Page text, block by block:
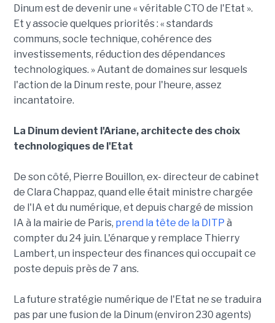
Dinum est de devenir une « véritable CTO de l'Etat ».
Et y associe quelques priorités : « standards
communs, socle technique, cohérence des
investissements, réduction des dépendances
technologiques. » Autant de domaines sur lesquels
l'action de la Dinum reste, pour l'heure, assez
incantatoire.
La Dinum devient l'Ariane, architecte des choix
technologiques de l'Etat
De son côté, Pierre Bouillon, ex- directeur de cabinet
de Clara Chappaz, quand elle était ministre chargée
de l'IA et du numérique, et depuis chargé de mission
IA à la mairie de Paris, prend la tête de la DITP à
compter du 24 juin. L'énarque y remplace Thierry
Lambert, un inspecteur des finances qui occupait ce
poste depuis près de 7 ans.
La future stratégie numérique de l'Etat ne se traduira
pas par une fusion de la Dinum (environ 230 agents)